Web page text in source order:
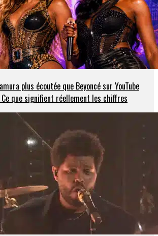
plus écoutée que Beyoncé sur YouTube
que signifient réellement les chiffres